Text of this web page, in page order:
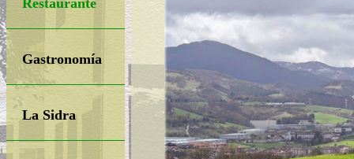
Restaurante
Gastronomía
La Sidra